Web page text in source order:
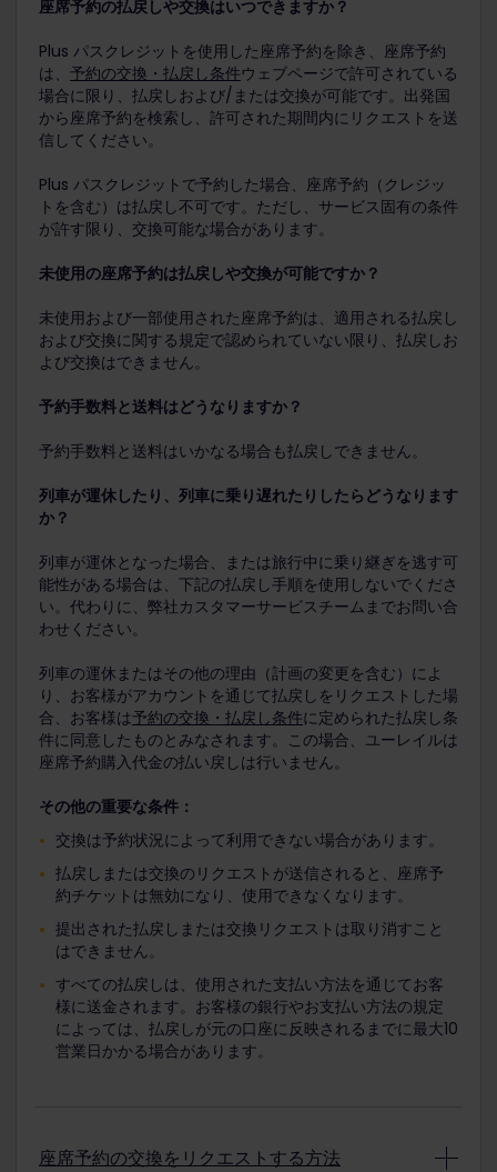
座席予約の払戻しや交換はいつできますか？
Plus パスクレジットを使用した座席予約を除き、座席予約
は、 予約の交換・払戻し条件ウェブページで許可されている
場合に限り、払戻しおよび/または交換が可能です。出発国
から座席予約を検索し、許可された期間内にリクエストを送
信してください。
Plus パスクレジットで予約した場合、座席予約（クレジッ
トを含む）は払戻し不可です。ただし、サービス固有の条件
が許す限り、交換可能な場合があります。
未使用の座席予約は払戻しや交換が可能ですか？
未使用および一部使用された座席予約は、適用される払戻し
および交換に関する規定で認められていない限り、払戻しお
よび交換はできません。
予約手数料と送料はどうなりますか？
予約手数料と送料はいかなる場合も払戻しできません。
列車が運休したり、列車に乗り遅れたりしたらどうなります
か？
列車が運休となった場合、または旅行中に乗り継ぎを逃す可
能性がある場合は、下記の払戻し手順を使用しないでくださ
い。代わりに、弊社カスタマーサービスチームまでお問い合
わせください。
列車の運休またはその他の理由（計画の変更を含む）によ
り、お客様がアカウントを通じて払戻しをリクエストした場
合、お客様は予約の交換・払戻し条件に定められた払戻し条
件に同意したものとみなされます。この場合、ユーレイルは
座席予約購入代金の払い戻しは行いません。
その他の重要な条件：
交換は予約状況によって利用できない場合があります。
払戻しまたは交換のリクエストが送信されると、座席予
約チケットは無効になり、使用できなくなります。
提出された払戻しまたは交換リクエストは取り消すこと
はできません。
すべての払戻しは、使用された支払い方法を通じてお客
様に送金されます。お客様の銀行やお支払い方法の規定
によっては、払戻しが元の口座に反映されるまでに最大10
営業日かかる場合があります。
座席予約の交換をリクエストする方法